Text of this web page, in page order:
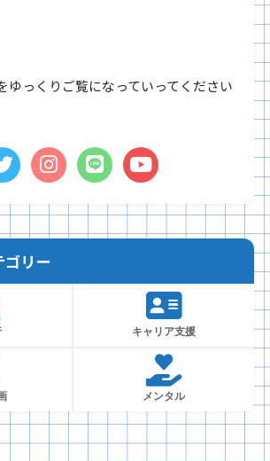
ゆっくりご覧になっていってください
リー
キャリア支援
メンタル